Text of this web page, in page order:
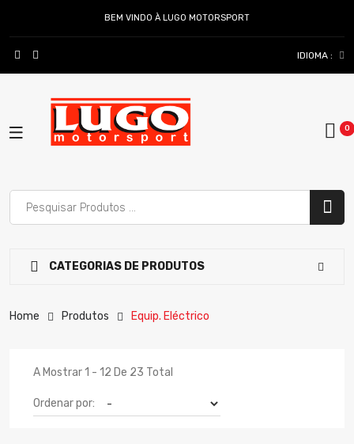
BEM VINDO À LUGO MOTORSPORT
IDIOMA :
CATEGORIAS DE PRODUTOS
Home Produtos Equip. Eléctrico
A Mostrar 1 - 12 De 23 Total
Ordenar por: